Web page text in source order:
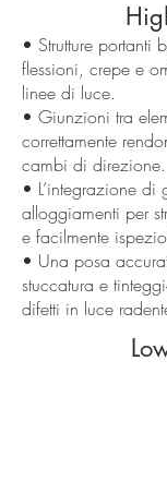
• Strutture portanti
flessioni, crepe e
linee di luce.
• Giunzioni tra
correttamente
cambi di direzione.
• L’integrazione di
alloggiamenti per
e facilmente
• Una posa
stuccatura e
difetti in luce